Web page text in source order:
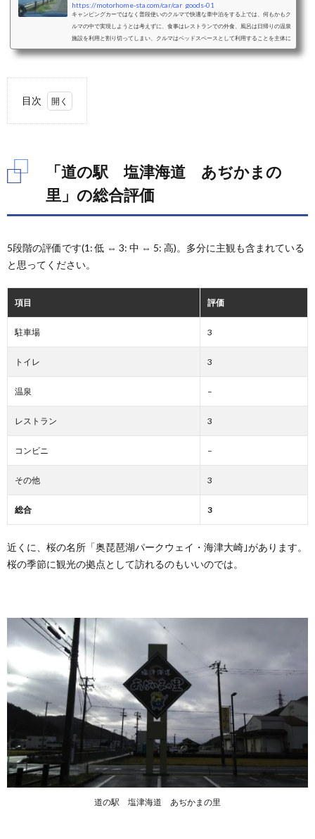
https://motorhome-sta.com/car/car_goods-01
キャンピングカーではなく普段使いのクルマで快適な車中泊をする上では、何もかもク
ルマの中で実現しようとは考えずに、食事はレストランでの外食、風呂は日帰りの温泉
施設を利用と割り切ってしまい、クルマはベッドスペースとして利用することを主体に
考えることをおすすめします。ベッドスペースとして利用することを考えた際の車中泊
り大人二人＋小さな子供一人程度...
目次
1.
あぢ
の
里」
の総
価
「道
塩津
海
道
あぢ
かま
の駐
車場
「道
の
塩津
海
道
里」
のト
イレ
「道
の
塩津
道
あぢ
かま
の
「道の駅 塩津海道 あぢかまの
里」の総合評価
5段階の評価です(1: 低 ⇔ 3: 中 ⇔ 5: 高)。多分に主観も含まれている
と思ってください。
項目 評価
駐車場 3
トイレ 3
温泉 –
レストラン 3
コンビニ –
その他 3
総合 3
近くに、桜の名所「奥琵琶湖パークウェイ・海津大崎｣があります。
桜の季節に観光の拠点として訪れるのもいいのでは。
道の駅 塩津海道 あぢかまの里